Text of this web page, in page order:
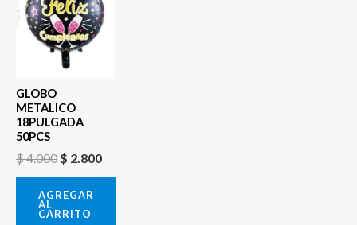
GLOBO
METALICO
18PULGADA
50PCS
$4.000
$ 4.000.
$ 2.800
$ 2.800.
AGREGAR
AL
CARRITO